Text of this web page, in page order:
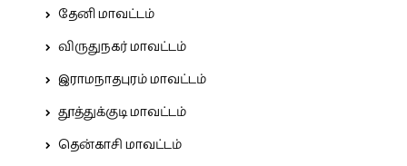
தேனி மாவட்டம்
விருதுநகர் மாவட்டம்
இராமநாதபுரம் மாவட்டம்
தூத்துக்குடி மாவட்டம்
தென்காசி மாவட்டம்